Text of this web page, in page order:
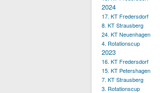
2024
17. KT Fredersdorf
8. KT Strausberg
24. KT Neuenhagen
4. Rotationscup
2023
16. KT Fredersdorf
15. KT Petershagen
7. KT Strausberg
3. Rotationscup